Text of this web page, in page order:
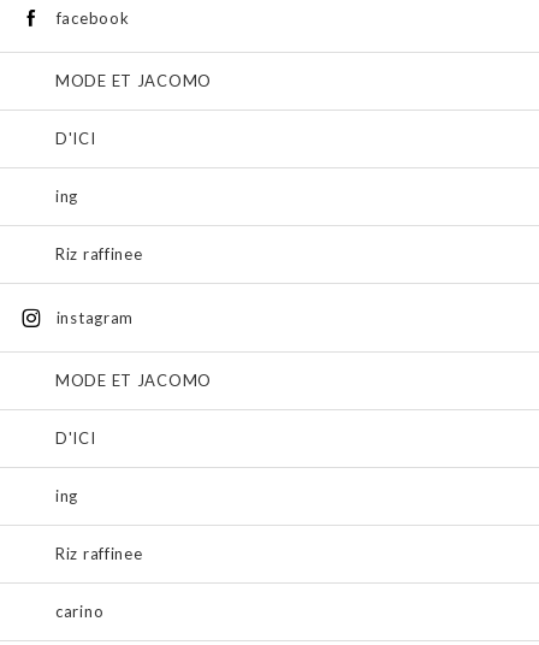
facebook
MODE ET JACOMO
D'ICI
ing
Riz raffinee
instagram
MODE ET JACOMO
D'ICI
ing
Riz raffinee
carino